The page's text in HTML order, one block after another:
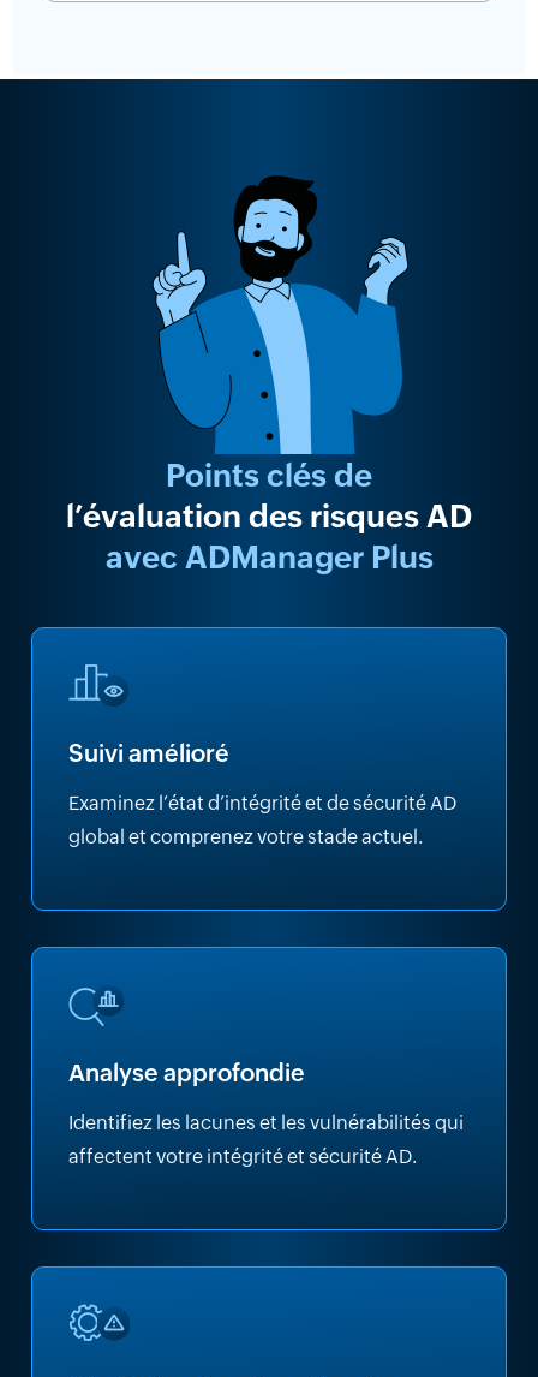
Points clés de
l’évaluation des risques AD
avec ADManager Plus
Suivi amélioré
Examinez l’état d’intégrité et de sécurité AD
global et comprenez votre stade actuel.
Analyse approfondie
Identifiez les lacunes et les vulnérabilités qui
affectent votre intégrité et sécurité AD.